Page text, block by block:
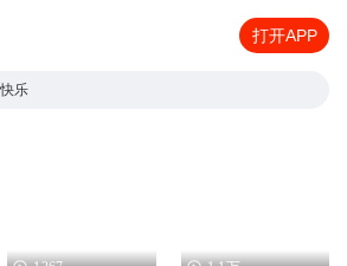
打开APP
乐